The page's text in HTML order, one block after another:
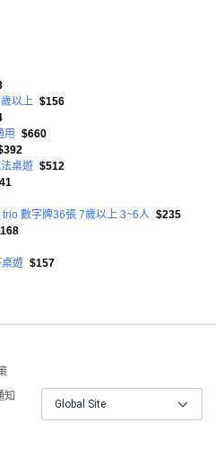
以上 $156
用
$660
桌遊 $512
數字牌36張 7歲以上 3~6人 $235
遊 $157
知
Global Site